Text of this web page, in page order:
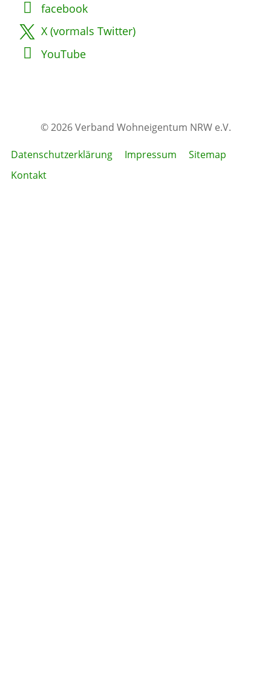
facebook
X (vormals Twitter)
YouTube
© 2026 Verband Wohneigentum NRW e.V.
Datenschutzerklärung Impressum
Sitemap
Kontakt